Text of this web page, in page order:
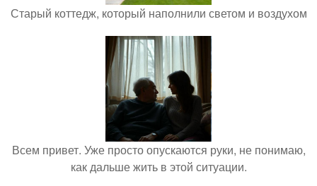
Старый коттедж, который наполнили светом и воздухом
Всем привет. Уже просто опускаются руки, не понимаю,
как дальше жить в этой ситуации.